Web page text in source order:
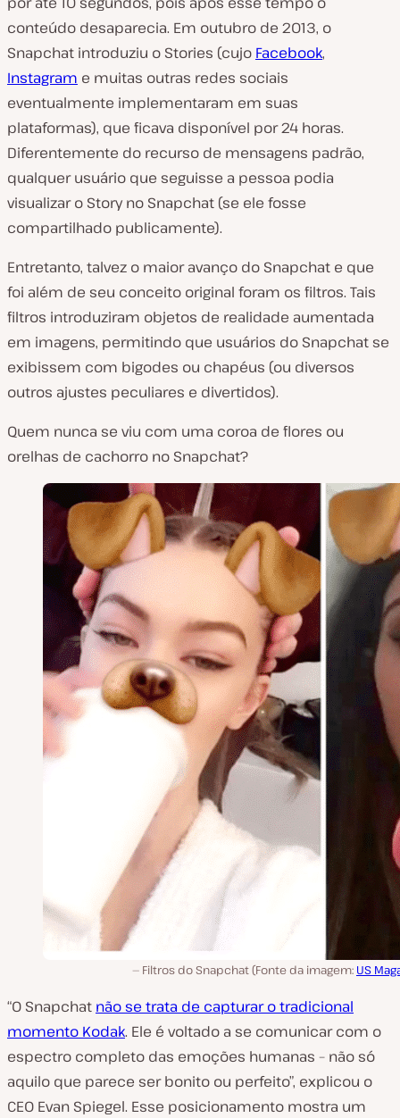
conteúdo desaparecia. Em outubro de 2013, o
Snapchat introduziu o Stories (cujo Facebook,
Instagram e muitas outras redes sociais
eventualmente implementaram em suas
plataformas), que ficava disponível por 24 horas.
Diferentemente do recurso de mensagens padrão,
qualquer usuário que seguisse a pessoa podia
visualizar o Story no Snapchat (se ele fosse
compartilhado publicamente).
Entretanto, talvez o maior avanço do Snapchat e que
foi além de seu conceito original foram os filtros. Tais
filtros introduziram objetos de realidade aumentada
em imagens, permitindo que usuários do Snapchat se
exibissem com bigodes ou chapéus (ou diversos
outros ajustes peculiares e divertidos).
Quem nunca se viu com uma coroa de flores ou
orelhas de cachorro no Snapchat?
Filtros do Snapchat (Fonte da imagem: US
“O Snapchat não se trata de capturar o tradicional
momento Kodak. Ele é voltado a se comunicar com o
espectro completo das emoções humanas – não só
aquilo que parece ser bonito ou perfeito”, explicou o
CEO Evan Spiegel. Esse posicionamento mostra um